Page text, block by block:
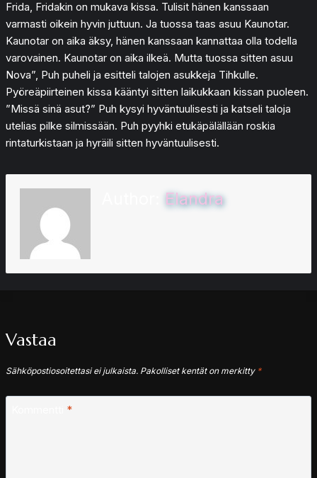
Frida, Fridakin on mukava kissa. Tulisit hänen kanssaan
varmasti oikein hyvin juttuun. Ja tuossa taas asuu Kaunotar.
Kaunotar on aika äksy, hänen kanssaan kannattaa olla todella
varovainen. Kaunotar on aika ilkeä. Mutta tuossa sitten asuu
Nova”, Puh puheli ja esitteli talojen asukkeja Tihkulle.
Pyöreäpiirteinen kissa kääntyi sitten laikukkaan kissan puoleen.
”Missä sinä asut?” Puh kysyi hyväntuulisesti ja katseli taloja
utelias pilke silmissään. Puh pyyhki etukäpälällään roskia
rintaturkistaan ja hyräili sitten hyväntuulisesti.
Elandra
Vastaa
Sähköpostiosoitettasi ei julkaista. Pakolliset kentät on merkitty *
*